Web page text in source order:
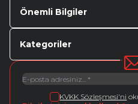
Önemli Bilgiler
Kategoriler
KVKK Sözleşmesi'ni